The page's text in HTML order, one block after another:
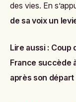
des vies. En
de sa voix un
Lire aussi : Coup
France succède
après son départ